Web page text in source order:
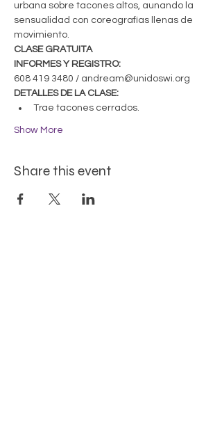
urbana sobre tacones altos, aunando la
sensualidad con coreografías llenas de
movimiento.
CLASE GRATUITA
INFORMES Y REGISTRO:
608 419 3480 / andream@unidoswi.org
DETALLES DE LA CLASE:
Trae tacones cerrados.
Show More
Share this event